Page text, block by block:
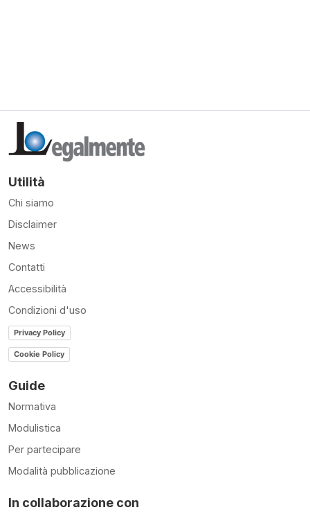
Utilità
Chi siamo
Disclaimer
News
Contatti
Accessibilità
Condizioni d'uso
Privacy Policy
Cookie Policy
Guide
Normativa
Modulistica
Per partecipare
Modalità pubblicazione
In collaborazione con